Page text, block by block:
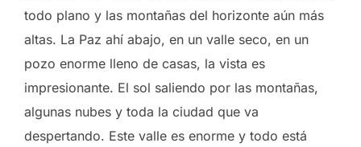
todo plano y las montañas del horizonte aún más
altas. La Paz ahí abajo, en un valle seco, en un
pozo enorme lleno de casas, la vista es
impresionante. El sol saliendo por las montañas,
algunas nubes y toda la ciudad que va
despertando. Este valle es enorme y todo está